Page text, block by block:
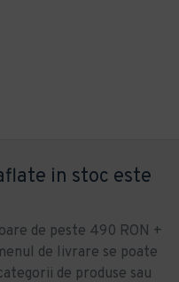
in stoc este
de peste 490 RON +
de livrare se poate
de produse sau